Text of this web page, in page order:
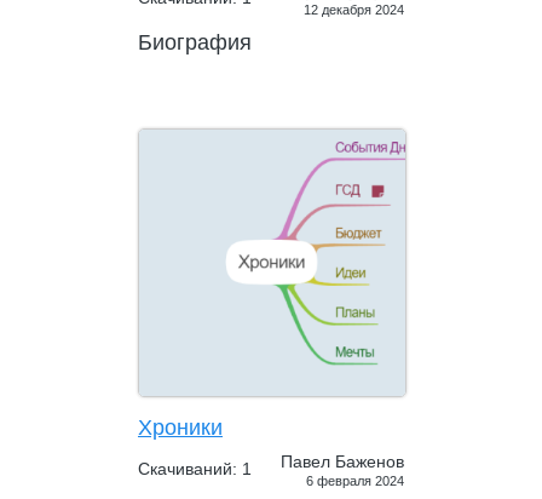
12 декабря 2024
Биография
Хроники
Скачиваний: 1 Павел Баженов
6 февраля 2024